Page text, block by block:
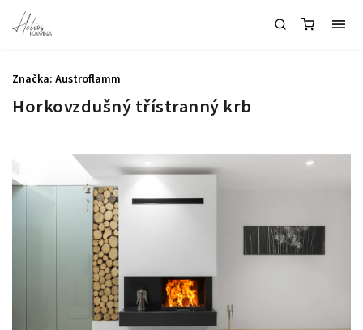
Horkovzdušný třístranný krb
Značka: Austroflamm